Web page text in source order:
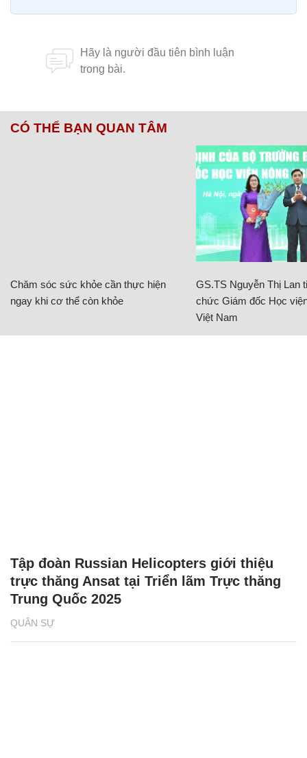
CÓ THỂ BẠN QUAN TÂM
Chăm sóc sức khỏe cần thực hiện
ngay khi cơ thể còn khỏe
GS.TS Nguyễn Thị Lan
chức Giám đốc Học
Việt Nam
QUÂN SỰ
Tập đoàn Russian Helicopters giới thiệu
trực thăng Ansat tại Triển lãm Trực thăng
Trung Quốc 2025